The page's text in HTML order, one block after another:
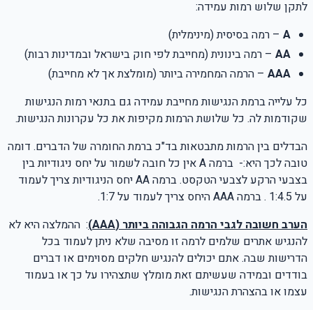
לתקן שלוש רמות עמידה:
A
– רמה בסיסית (מינימלית)
AA
– רמה בינונית (מחייבת לפי חוק בישראל ובמדינות רבות)
AAA
– הרמה המחמירה ביותר (מומלצת אך לא מחייבת)
כל עלייה ברמת הנגישות מחייבת עמידה גם בתנאי רמות הנגישות
שקודמות לה. כל שלושת הרמות מקיפות את כל עקרונות הנגישות.
הבדלים בין הרמות מתבטאות בד"כ ברמת החומרה של הדברים. דומה
טובה לכך היא:- ברמהAאין כל חובה לשמור על יחס ניגודיות בין
בצבעי הרקע לצבעי הטקסט. ברמהAAיחס הניגודיות צריך לעמוד
על 1:4.5 . ברמהAAAהיחס צריך לעמוד על1:7
.
הערב חשובה לגבי הרמה הגבוהה ביותר (AAA
)
: ההמלצה היא לא
להנגיש אתרים שלמים לרמה זו מסיבה שלא ניתן לעמוד בכל
הדרישות שבה. אתם יכולים להנגיש חלקים מסוימים או דברים
בודדים ובמידה שעשיתם זאת מומלץ שתצהירו על כך או בעמוד
עצמו או בהצהרת הנגישות.